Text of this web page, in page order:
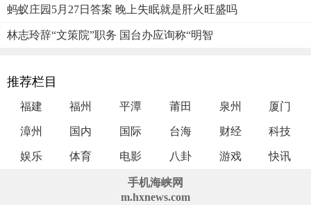
蚂蚁庄园5月27日答案 晚上失眠就是肝火旺盛吗
林志玲辞“文策院”职务 国台办应询称“明智
推荐栏目
福建 福州 平潭 莆田 泉州 厦门
漳州 国内 国际 台海 财经 科技
娱乐 体育 电影 八卦 游戏 快讯
手机海峡网
m.hxnews.com